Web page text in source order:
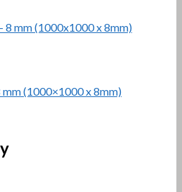
mm (1000×1000 x 8mm)